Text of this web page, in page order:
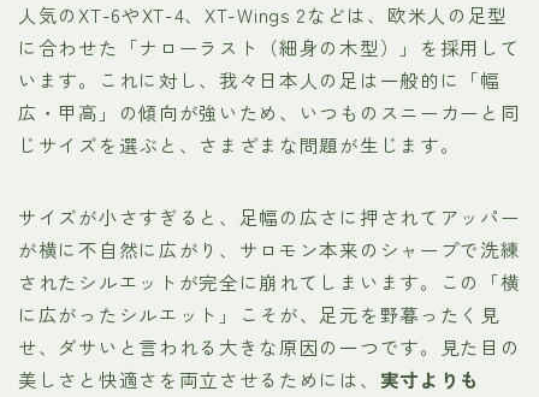
人気のXT-6やXT-4、XT-Wings 2などは、欧米人の足型
に合わせた「ナローラスト（細身の木型）」を採用して
います。これに対し、我々日本人の足は一般的に「幅
広・甲高」の傾向が強いため、いつものスニーカーと同
じサイズを選ぶと、さまざまな問題が生じます。
サイズが小さすぎると、足幅の広さに押されてアッパー
が横に不自然に広がり、サロモン本来のシャープで洗練
されたシルエットが完全に崩れてしまいます。この「横
に広がったシルエット」こそが、足元を野暮ったく見
せ、ダサいと言われる大きな原因の一つです。見た目の
美しさと快適さを両立させるためには、 実寸よりも